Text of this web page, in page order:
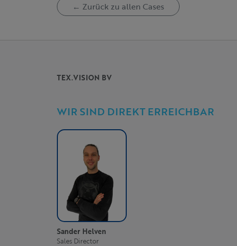
← Zurück zu allen Cases
TEX.VISION BV
WIR SIND DIREKT ERREICHBAR
Sander Helven
Sales Director